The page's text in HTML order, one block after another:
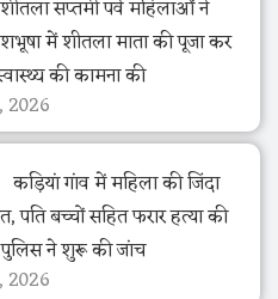
शीतला सप्तमी पर्व महिलाओं ने
में शीतला माता की पूजा कर
की कामना की
2026
कड़ियां गांव में महिला की जिंदा
पति बच्चों सहित फरार हत्या की
ने शुरू की जांच
2026